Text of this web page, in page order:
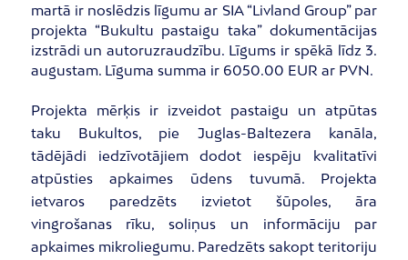
martā ir noslēdzis līgumu ar SIA “Livland Group” par
projekta “Bukultu pastaigu taka” dokumentācijas
izstrādi un autoruzraudzību. Līgums ir spēkā līdz 3.
augustam. Līguma summa ir 6050.00 EUR ar PVN.
Projekta mērķis ir izveidot pastaigu un atpūtas
taku Bukultos, pie Juglas-Baltezera kanāla,
tādējādi iedzīvotājiem dodot iespēju kvalitatīvi
atpūsties apkaimes ūdens tuvumā. Projekta
ietvaros paredzēts izvietot šūpoles, āra
vingrošanas rīku, soliņus un informāciju par
apkaimes mikroliegumu. Paredzēts sakopt teritoriju